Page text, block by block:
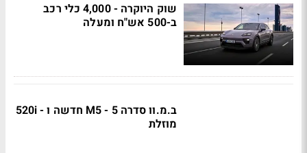
שוק היוקרה - 4,000 כלי רכב
ב-500 אש"ח ומעלה
ב.מ.וו סדרה 5 - M5 חדשה ו - 520i
מוזלת